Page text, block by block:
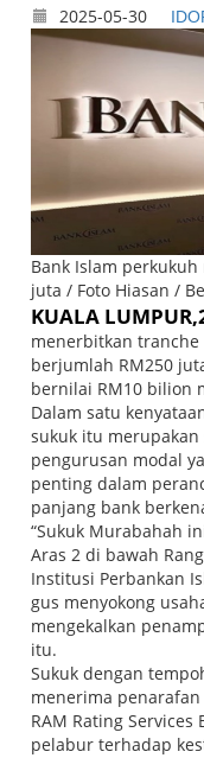
2025-05-30
Bank Islam
juta / Foto Hiasan /
KUALA
menerbitkan
berjumlah RM250
bernilai RM10 bilion
Dalam satu
sukuk itu
pengurusan modal
penting dalam
panjang bank
“Sukuk Murabahah
Aras 2 di bawah
Institusi Perbankan
gus menyokong
mengekalkan
itu.
Sukuk dengan
menerima
RAM Rating
pelabur terhadap